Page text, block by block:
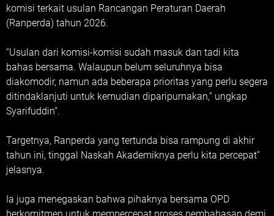
komisi terkait usulan Rancangan Peraturan Daerah
(Ranperda) tahun 2026.
“Usulan dari komisi-komisi sudah masuk dan tadi kita
bahas bersama. Walaupun belum seluruhnya bisa
diakomodir, namun ada beberapa prioritas yang perlu segera
ditindaklanjuti untuk kemudian diparipurnakan,” ungkap
Syarifuddin”.
Targetnya, Ranperda yang tertunda bisa rampung di akhir
tahun ini, tinggal Naskah Akademiknya perlu kita percepat”
jelasnya.
Ia juga menegaskan bahwa pihaknya bersama OPD